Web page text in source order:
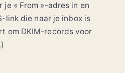
je « From »-adres in en
link die naar je inbox is
om DKIM-records voor